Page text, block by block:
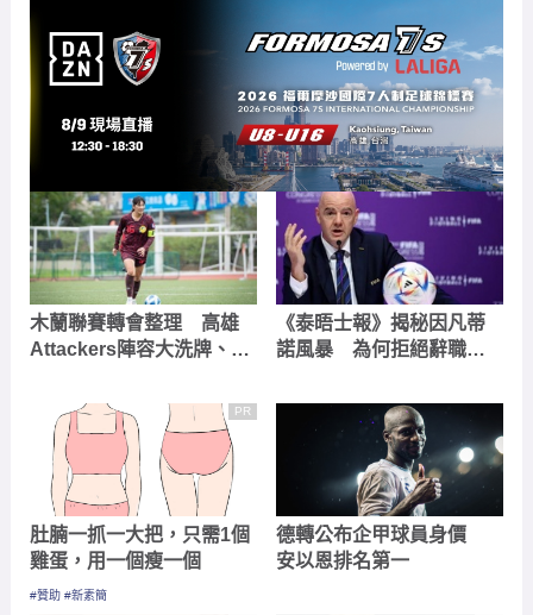
木蘭聯賽轉會整理 高雄
Attackers陣容大洗牌、新
《泰晤士報》揭秘因凡蒂
諾風暴 為何拒絕辭職？
PR
肚腩一抓一大把，只需1個
雞蛋，用一個瘦一個
#贊助 #新素簡
德轉公布企甲球員身價
安以恩排名第一